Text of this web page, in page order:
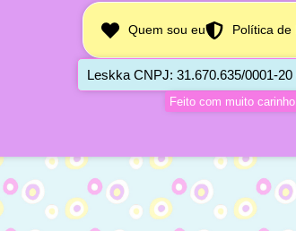
Quem sou eu Política de
Leskka CNPJ: 31.670.635/0001-
Feito com muito